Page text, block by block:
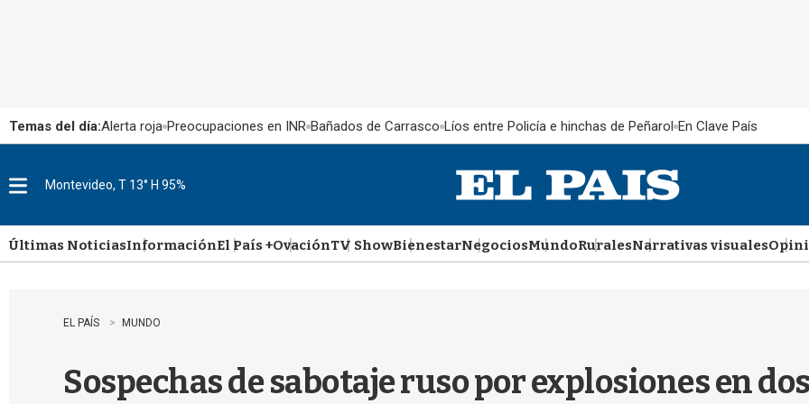
Temas del día:Alerta roja Preocupaciones en INR Bañados de Carrasco Líos entre Policía e hinchas de Peñarol En Clave País
u
Montevideo, T 13° H 95%
Últimas NoticiasInformaciónEl País +OvaciónTV ShowBienestarNegociosMundoRuralesNarrativas visuales
EL PAÍS MUNDO
Sospechas de sabotaje ruso por explosiones en